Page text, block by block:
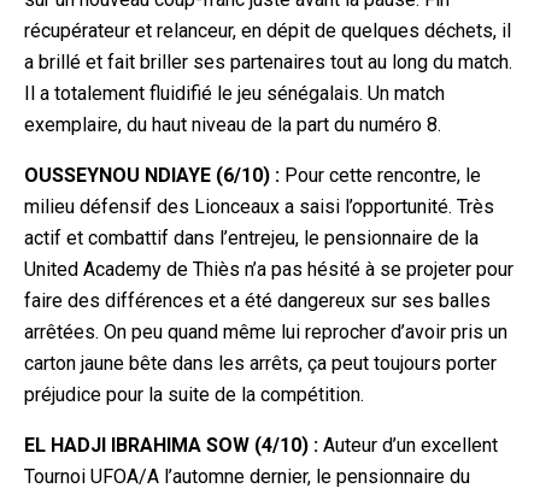
récupérateur et relanceur, en dépit de quelques déchets, il
a brillé et fait briller ses partenaires tout au long du match.
Il a totalement fluidifié le jeu sénégalais. Un match
exemplaire, du haut niveau de la part du numéro 8.
OUSSEYNOU NDIAYE (6/10) : Pour cette rencontre, le
milieu défensif des Lionceaux a saisi l’opportunité. Très
actif et combattif dans l’entrejeu, le pensionnaire de la
United Academy de Thiès n’a pas hésité à se projeter pour
faire des différences et a été dangereux sur ses balles
arrêtées. On peu quand même lui reprocher d’avoir pris un
carton jaune bête dans les arrêts, ça peut toujours porter
préjudice pour la suite de la compétition.
EL HADJI IBRAHIMA SOW (4/10) : Auteur d’un excellent
Tournoi UFOA/A l’automne dernier, le pensionnaire du